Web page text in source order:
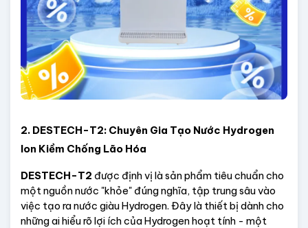
2. DESTECH-T2: Chuyên Gia Tạo Nước Hydrogen
Ion Kiềm Chống Lão Hóa
DESTECH-T2 được định vị là sản phẩm tiêu chuẩn cho
một nguồn nước "khỏe" đúng nghĩa, tập trung sâu vào
việc tạo ra nước giàu Hydrogen. Đây là thiết bị dành cho
những ai hiểu rõ lợi ích của Hydrogen hoạt tính - một